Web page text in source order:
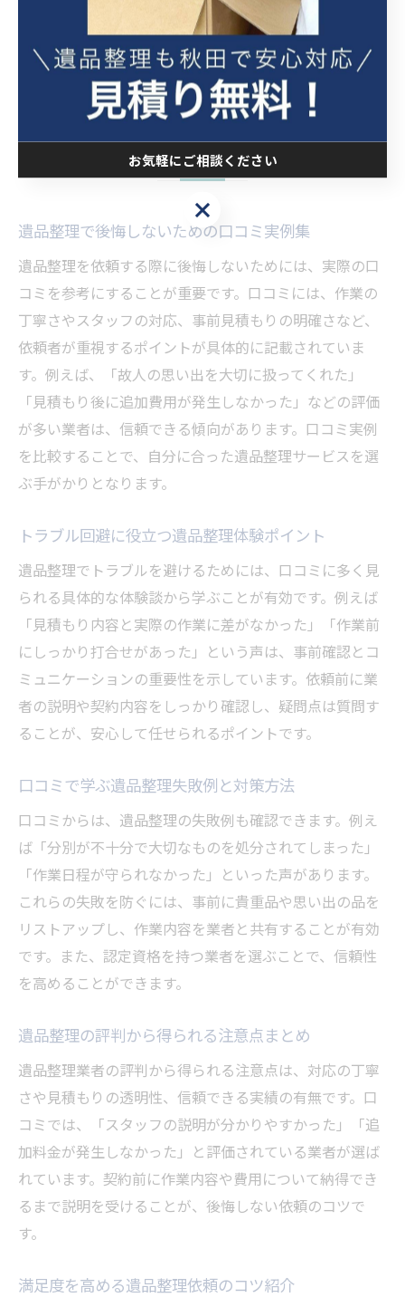
業者の利用が安心につながるという評価も多く見られま
す。
遺品整理で後悔しないための実例
とポイント
遺品整理で後悔しないための口コミ実例集
遺品整理を依頼する際に後悔しないためには、実際の口
コミを参考にすることが重要です。口コミには、作業の
丁寧さやスタッフの対応、事前見積もりの明確さなど、
依頼者が重視するポイントが具体的に記載されていま
す。例えば、「故人の思い出を大切に扱ってくれた」
「見積もり後に追加費用が発生しなかった」などの評価
が多い業者は、信頼できる傾向があります。口コミ実例
を比較することで、自分に合った遺品整理サービスを選
ぶ手がかりとなります。
トラブル回避に役立つ遺品整理体験ポイント
遺品整理でトラブルを避けるためには、口コミに多く見
られる具体的な体験談から学ぶことが有効です。例えば
「見積もり内容と実際の作業に差がなかった」「作業前
にしっかり打合せがあった」という声は、事前確認とコ
ミュニケーションの重要性を示しています。依頼前に業
者の説明や契約内容をしっかり確認し、疑問点は質問す
ることが、安心して任せられるポイントです。
口コミで学ぶ遺品整理失敗例と対策方法
口コミからは、遺品整理の失敗例も確認できます。例え
ば「分別が不十分で大切なものを処分されてしまった」
「作業日程が守られなかった」といった声があります。
これらの失敗を防ぐには、事前に貴重品や思い出の品を
リストアップし、作業内容を業者と共有することが有効
です。また、認定資格を持つ業者を選ぶことで、信頼性
を高めることができます。
遺品整理の評判から得られる注意点まとめ
遺品整理業者の評判から得られる注意点は、対応の丁寧
さや見積もりの透明性、信頼できる実績の有無です。口
コミでは、「スタッフの説明が分かりやすかった」「追
加料金が発生しなかった」と評価されている業者が選ば
れています。契約前に作業内容や費用について納得でき
るまで説明を受けることが、後悔しない依頼のコツで
す。
満足度を高める遺品整理依頼のコツ紹介
お気軽にご相談ください
お気軽にご相談ください